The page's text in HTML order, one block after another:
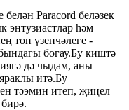
Paracord беләзек
энтузиастлар һәм
төп үзенчәлеге -
богау.Бу киштә
дә чыдам, аны
итә.Бу
тәэмин итеп, җиңел